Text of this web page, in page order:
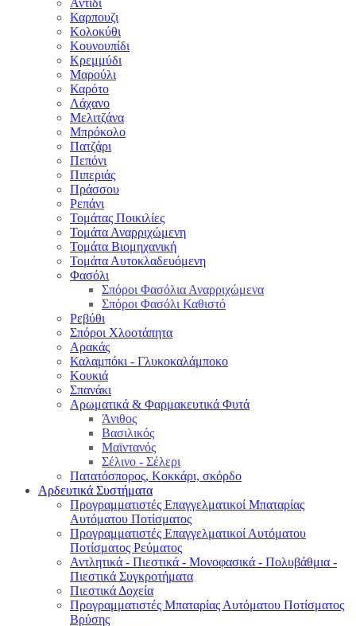
Αντίδι
Καρπουζι
Κολοκύθι
Κουνουπίδι
Κρεμμύδι
Μαρούλι
Καρότο
Λάχανο
Μελιτζάνα
Μπρόκολο
Πατζάρι
Πεπόνι
Πιπεριάς
Πράσσου
Ρεπάνι
Τομάτας Ποικιλίες
Τομάτα Αναρριχώμενη
Τομάτα Βιομηχανική
Τομάτα Αυτοκλαδευόμενη
Φασόλι
Σπόροι Φασόλια Αναρριχώμενα
Σπόροι Φασόλι Καθιστό
Ρεβύθι
Σπόροι Χλοοτάπητα
Αρακάς
Καλαμπόκι - Γλυκοκαλάμποκο
Κουκιά
Σπανάκι
Αρωματικά & Φαρμακευτικά Φυτά
Άνιθος
Βασιλικός
Μαϊντανός
Σέλινο - Σέλερι
Πατατόσπορος, Κοκκάρι, σκόρδο
Αρδευτικά Συστήματα
Προγραμματιστές Επαγγελματικοί Μπαταρίας
Αυτόματου Ποτίσματος
Προγραμματιστές Επαγγελματικοί Αυτόματου
Ποτίσματος Ρεύματος
Αντλητικά - Πιεστικά - Μονοφασικά - Πολυβάθμια -
Πιεστικά Συγκροτήματα
Πιεστικά Δοχεία
Προγραμματιστές Μπαταρίας Αυτόματου Ποτίσματος
Βρύσης